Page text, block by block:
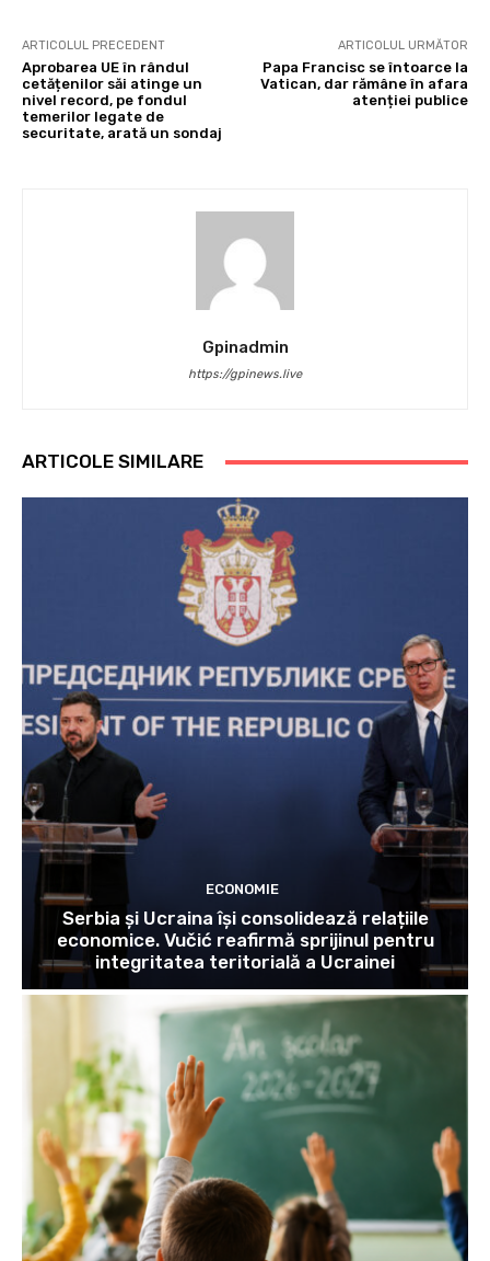
ARTICOLUL PRECEDENT
Aprobarea UE în rândul
cetățenilor săi atinge un
nivel record, pe fondul
temerilor legate de
securitate, arată un sondaj
ARTICOLUL URMĂTOR
Papa Francisc se întoarce la
Vatican, dar rămâne în afara
atenției publice
Gpinadmin
https://gpinews.live
ARTICOLE SIMILARE
ECONOMIE
Serbia și Ucraina își consolidează relațiile
economice. Vučić reafirmă sprijinul pentru
integritatea teritorială a Ucrainei